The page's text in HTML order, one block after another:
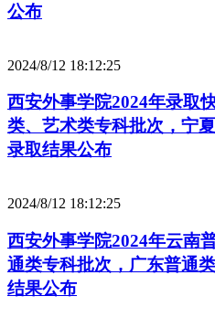
公布
2024/8/12 18:12:25
西安外事学院2024年录取
类、艺术类专科批次，宁
录取结果公布
2024/8/12 18:12:25
西安外事学院2024年云南
通类专科批次，广东普通
结果公布